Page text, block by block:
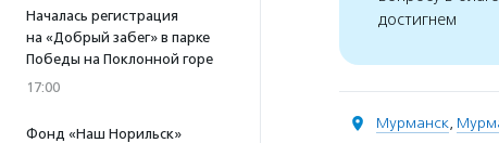
Началась регистрация
на «Добрый забег» в парке
Победы на Поклонной горе
17:00
Фонд «Наш Норильск»
достигнем
Мурманск,